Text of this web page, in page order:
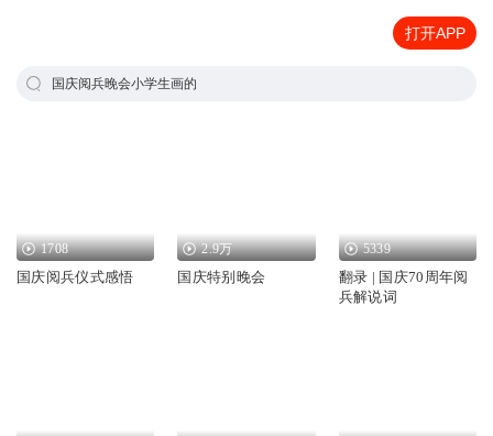
打开APP
国庆阅兵晚会小学生画的
1708
国庆阅兵仪式感悟
2.9万
国庆特别晚会
5339
翻录 | 国庆70周年阅
兵解说词